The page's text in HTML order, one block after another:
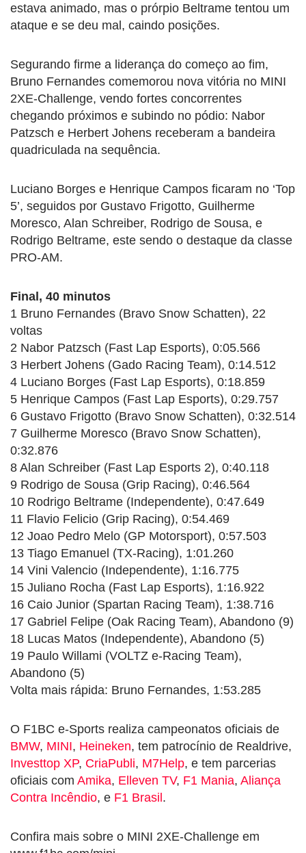
estava animado, mas o prórpio Beltrame tentou um
ataque e se deu mal, caindo posições.
Segurando firme a liderança do começo ao fim,
Bruno Fernandes comemorou nova vitória no MINI
2XE-Challenge, vendo fortes concorrentes
chegando próximos e subindo no pódio: Nabor
Patzsch e Herbert Johens receberam a bandeira
quadriculada na sequência.
Luciano Borges e Henrique Campos ficaram no ‘Top
5’, seguidos por Gustavo Frigotto, Guilherme
Moresco, Alan Schreiber, Rodrigo de Sousa, e
Rodrigo Beltrame, este sendo o destaque da classe
PRO-AM.
Final, 40 minutos
1 Bruno Fernandes (Bravo Snow Schatten), 22
voltas
2 Nabor Patzsch (Fast Lap Esports), 0:05.566
3 Herbert Johens (Gado Racing Team), 0:14.512
4 Luciano Borges (Fast Lap Esports), 0:18.859
5 Henrique Campos (Fast Lap Esports), 0:29.757
6 Gustavo Frigotto (Bravo Snow Schatten), 0:32.514
7 Guilherme Moresco (Bravo Snow Schatten),
0:32.876
8 Alan Schreiber (Fast Lap Esports 2), 0:40.118
9 Rodrigo de Sousa (Grip Racing), 0:46.564
10 Rodrigo Beltrame (Independente), 0:47.649
11 Flavio Felicio (Grip Racing), 0:54.469
12 Joao Pedro Melo (GP Motorsport), 0:57.503
13 Tiago Emanuel (TX-Racing), 1:01.260
14 Vini Valencio (Independente), 1:16.775
15 Juliano Rocha (Fast Lap Esports), 1:16.922
16 Caio Junior (Spartan Racing Team), 1:38.716
17 Gabriel Felipe (Oak Racing Team), Abandono (9)
18 Lucas Matos (Independente), Abandono (5)
19 Paulo Willami (VOLTZ e-Racing Team),
Abandono (5)
Volta mais rápida: Bruno Fernandes, 1:53.285
O F1BC e-Sports realiza campeonatos oficiais de
BMW, MINI, Heineken, tem patrocínio de Realdrive,
Investtop XP, CriaPubli, M7Help, e tem parcerias
oficiais com Amika, Elleven TV, F1 Mania, Aliança
Contra Incêndio, e F1 Brasil.
Confira mais sobre o MINI 2XE-Challenge em